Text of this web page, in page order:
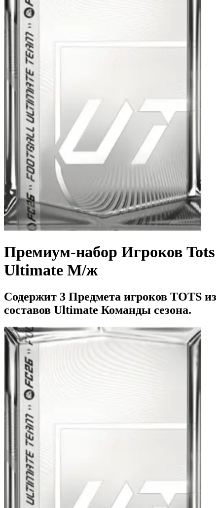
Премиум-набор Игроков Tots
Ultimate М/ж
Содержит 3 Предмета игроков TOTS из
составов Ultimate Команды сезона.